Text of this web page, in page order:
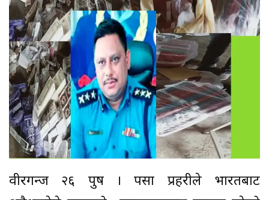
वीरगन्ज २६ पुष । पर्सा प्रहरीले भारतबाट